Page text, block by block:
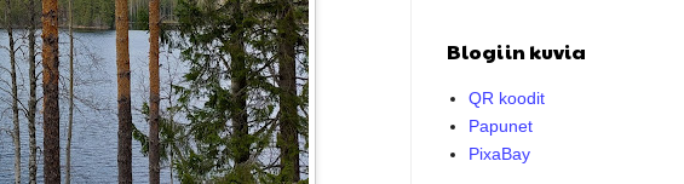
Blogiin kuvia
QR koodit
Papunet
PixaBay